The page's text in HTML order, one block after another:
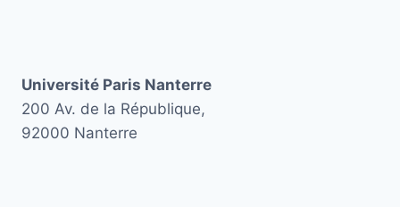
Université Paris Nanterre
200 Av. de la République,
92000 Nanterre